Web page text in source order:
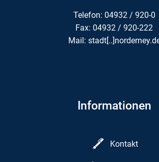
Telefon: 04932 / 920-0
Fax: 04932 / 920-222
Mail:
Informationen
Kontakt